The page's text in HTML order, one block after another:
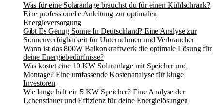
Was für eine Solaranlage brauchst du für einen Kühlschrank?
Eine professionelle Anleitung zur optimalen
Energieversorgung
Gibt Es Genug Sonne In Deutschland? Eine Analyse zur
Sonnenverfügbarkeit für Unternehmen und Verbraucher
Wann ist das 800W Balkonkraftwerk die optimale Lösung für
deine Energiebedürfnisse?
Was kostet eine 10 KW Solaranlage mit Speicher und
Montage? Eine umfassende Kostenanalyse für kluge
Investoren
Wie lange hält ein 5 KW Speicher? Eine Analyse der
Lebensdauer und Effizienz für deine Energielösungen